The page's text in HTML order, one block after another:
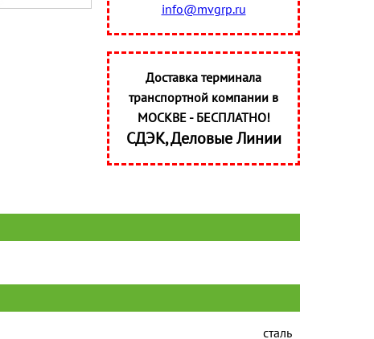
info@mvgrp.ru
Доставка терминала
транспортной компании в
МОСКВЕ - БЕСПЛАТНО!
СДЭК, Деловые Линии
сталь